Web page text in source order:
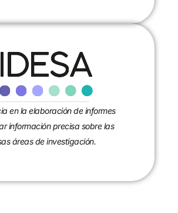
en la elaboración de informes
información precisa sobre las
áreas de investigación.